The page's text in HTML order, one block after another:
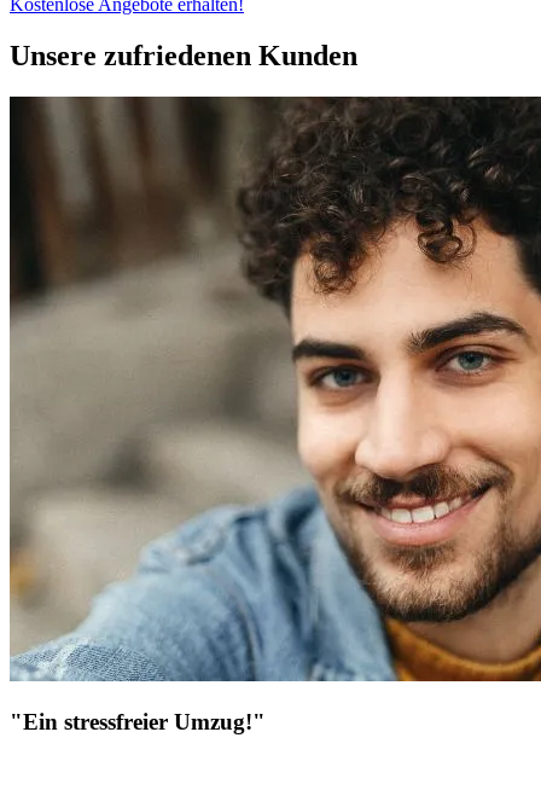
Kostenlose Angebote erhalten!
Unsere zufriedenen Kunden
"Ein stressfreier Umzug!"